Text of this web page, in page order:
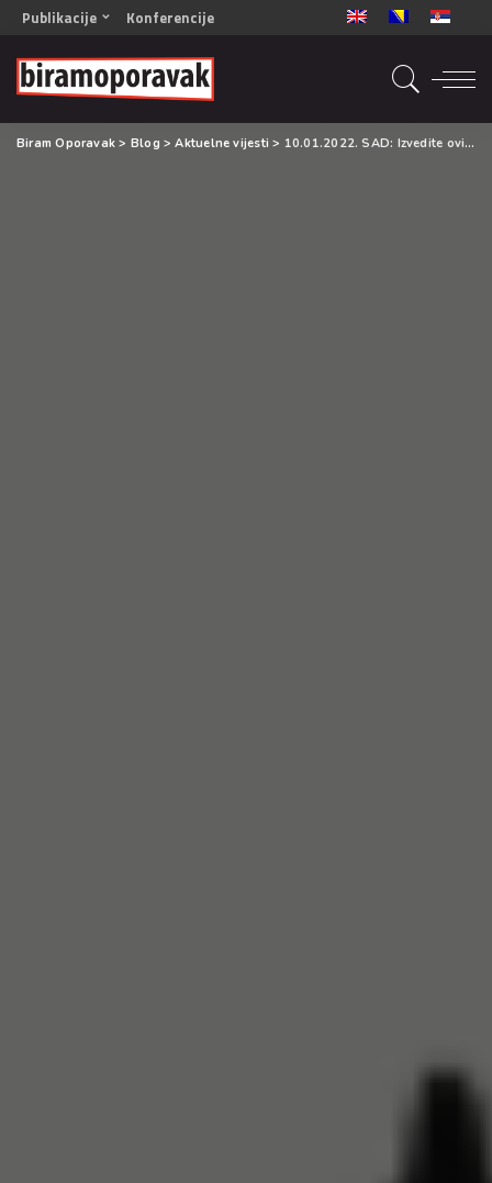
Publikacije
OPORAVAK- Naš zajednički cilj BiH/CG
OPORAVAK- Naš zajednički cilj SRB
RECOVERY- Our common goal ENG
OPORAVAK- Naš zajednički cilj 2
Konferencije
Biram Oporavak > Blog >Aktuelne vijesti > 10.01.2022. SAD: Izvedite ovisnike na parking bolnice i upucajte ih